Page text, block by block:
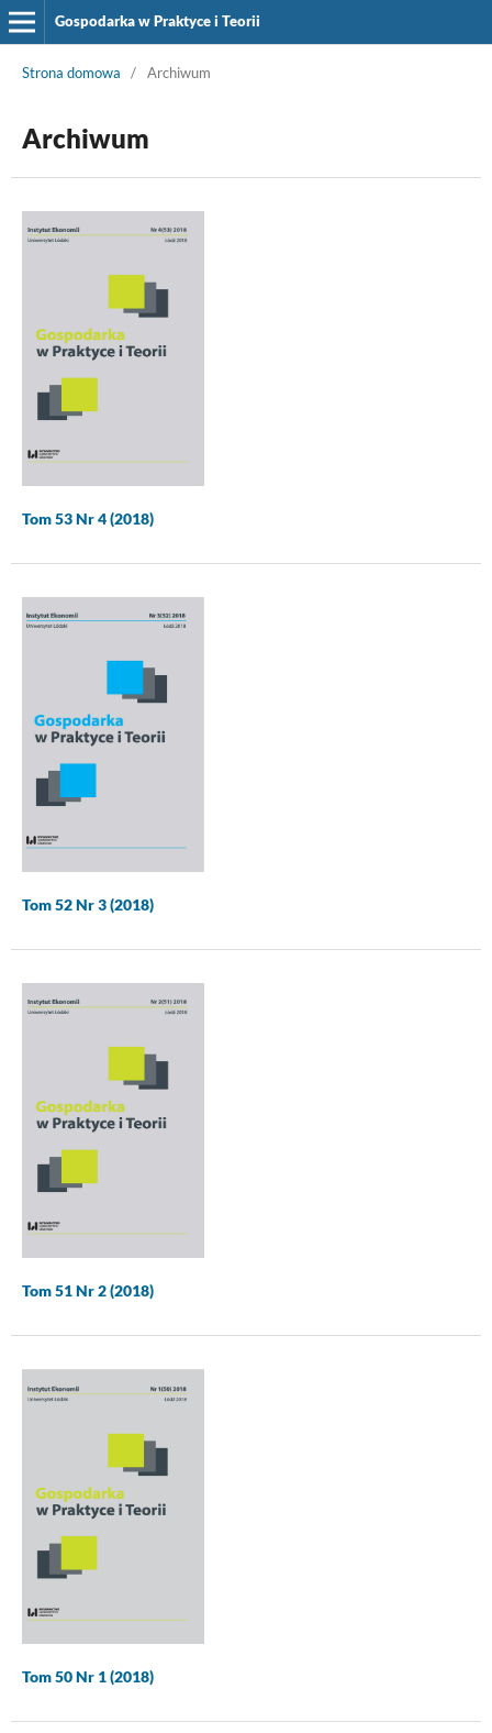
Gospodarka w Praktyce i Teorii
Strona domowa / Archiwum
Archiwum
Tom 53 Nr 4 (2018)
Tom 52 Nr 3 (2018)
Tom 51 Nr 2 (2018)
Tom 50 Nr 1 (2018)